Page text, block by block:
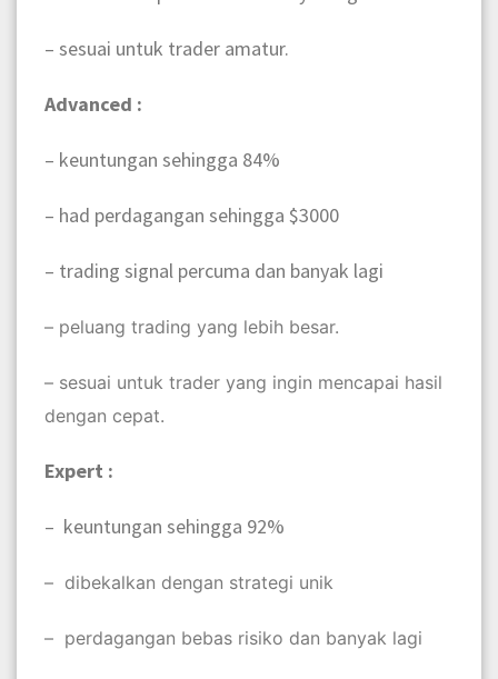
– sesuai untuk trader amatur.
Advanced :
– keuntungan sehingga 84%
– had perdagangan sehingga $3000
– trading signal percuma dan banyak lagi
– peluang trading yang lebih besar.
– sesuai untuk trader yang ingin mencapai hasil
dengan cepat.
Expert :
– keuntungan sehingga 92%
– dibekalkan dengan strategi unik
– perdagangan bebas risiko dan banyak lagi